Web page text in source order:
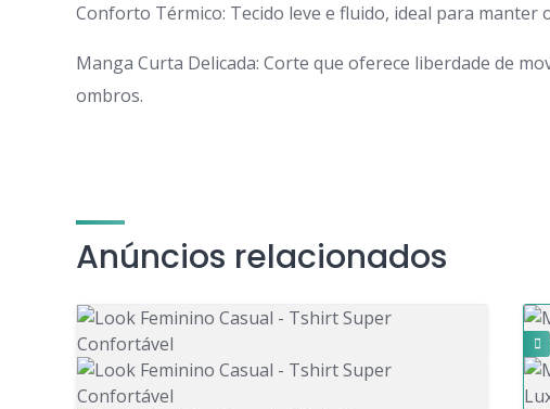
Conforto Térmico: Tecido leve e fluido, ideal para manter
Manga Curta Delicada: Corte que oferece liberdade de
ombros.
Anúncios relacionados